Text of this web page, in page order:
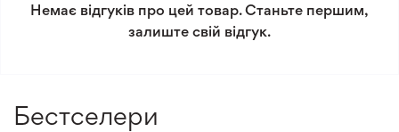
Мінімальне замовлення 300 грн.
Немає відгуків про цей товар. Станьте першим,
залиште свій відгук.
Бестселери